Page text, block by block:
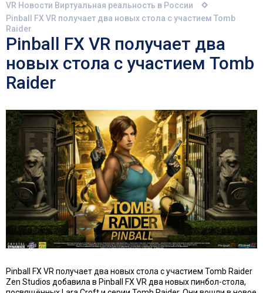
VR Новости Виртуальная реальность в России
Pinball FX VR получает два новых стола с участием Tomb
Raider
Pinball FX VR получает два
новых стола с участием Tomb
Raider
Pinball FX VR получает два новых стола с участием Tomb Raider
Zen Studios добавила в Pinball FX VR два новых пинбол-стола,